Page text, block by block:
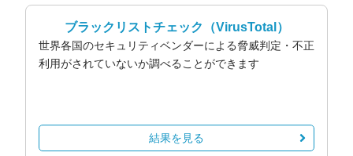
ブラックリストチェック （VirusTotal）
世界各国のセキュリティベンダーによる脅威判定・不正
利用がされていないか調べることができます
結果を見る